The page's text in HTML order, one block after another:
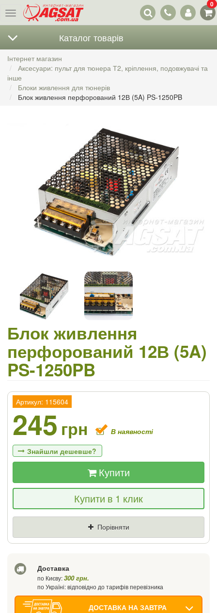
Меню
Наші
контакти
0
Каталог товарів
Інтернет магазин
Аксесуари: пульт для тюнера Т2, кріплення, подовжувачі та
інше
Блоки живлення для тюнерів
Блок живлення перфорований 12В (5A) PS-1250PB
Блок живлення
перфорований 12В (5A)
PS-1250PB
Артикул: 115604
245 грн В наявності
Знайшли дешевше?
Якщо Ви знайдете товар дешевше - ми
знизимо ціну і подаруємо % від різниці
Купити
Купити в 1 клик
Порівняти
Доставка
по Києву:300 грн.
по Україні: відповідно до тарифів перевізника
ДОСТАВКА НА ЗАВТРА